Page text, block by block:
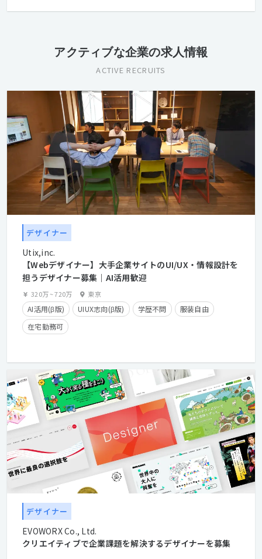
アクティブな企業の求人情報
ACTIVE RECRUITS
デザイナー
Utix,inc.
【Webデザイナー】大手企業サイトのUI/UX・情報設計を
担うデザイナー募集｜AI活用歓迎
320万~720万 東京
AI活用(β版) UIUX志向(β版) 学歴不問
服装自由
在宅勤務可
デザイナー
EVOWORX Co., Ltd.
クリエイティブで企業課題を解決するデザイナーを募集